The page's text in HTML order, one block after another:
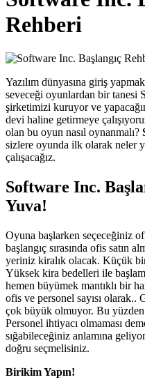
Rehberi
Yazılım dünyasına giriş
seveceği oyunlardan bir tanesi
şirketimizi kuruyor ve
devi haline getirmeye
olan bu oyun nasıl oynanmalı?
sizlere oyunda ilk olarak neler
çalışacağız.
Software Inc.
Yuva!
Oyuna başlarken seçeceğiniz
başlangıç sırasında ofis satın
yeriniz kiralık olacak. Küçük
Yüksek kira bedelleri ile
hemen büyümek mantıklı bir
ofis ve personel sayısı olarak..
çok büyük olmuyor. Bu yüzden
Personel ihtiyacı olmaması
sığabileceğiniz anlamına
doğru seçmelisiniz.
Birikim Yapın!